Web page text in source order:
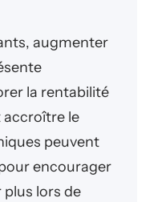
augmenter
la rentabilité
accroître le
peuvent
encourager
plus lors de